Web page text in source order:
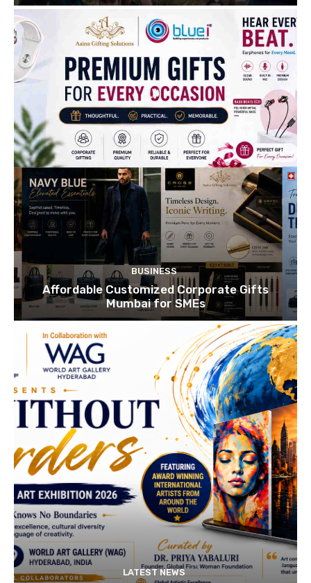
BUSINESS
Affordable Customized Corporate Gifts
Mumbai for SMEs
LATEST NEWS